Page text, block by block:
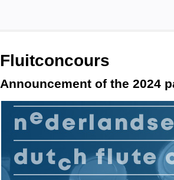
Fluitconcours
Announcement of the 2024